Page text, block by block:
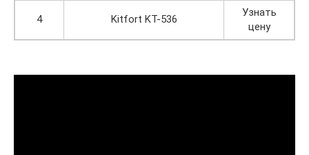
4 Kitfort KT-536
Узнать
цену